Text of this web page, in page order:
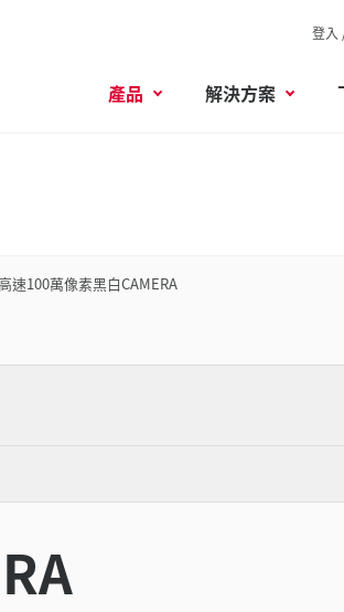
登入
產品 解決方案
速100萬像素黑白CAMERA